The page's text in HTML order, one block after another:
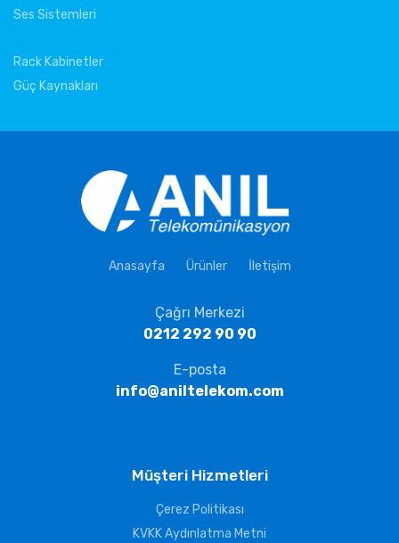
Ses Sistemleri
Rack Kabinetler
Güç Kaynakları
Anasayfa Ürünler İletişim
Çağrı Merkezi
0212 292 90 90
E-posta
info@aniltelekom.com
Müşteri Hizmetleri
Çerez Politikası
KVKK Aydınlatma Metni